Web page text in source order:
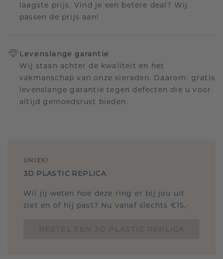
laagste prijs. Vind je een betere deal? Wij
passen de prijs aan!
Levenslange garantie
Wij staan achter de kwaliteit en het
vakmanschap van onze sieraden. Daarom: gratis
levenslange garantie tegen defecten die u voor
altijd gemoedsrust bieden.
UNIEK!
3D PLASTIC REPLICA
Wil jij weten hoe deze ring er bij jou uit
ziet en of hij past? Nu vanaf slechts €15,-